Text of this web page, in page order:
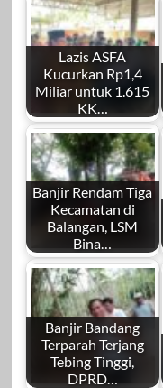
Lazis ASFA
Kucurkan Rp1,4
Miliar untuk 1.615
KK…
Banjir Rendam Tiga
Kecamatan di
Balangan, LSM
Bina…
Banjir Bandang
Terparah Terjang
Tebing Tinggi,
DPRD…